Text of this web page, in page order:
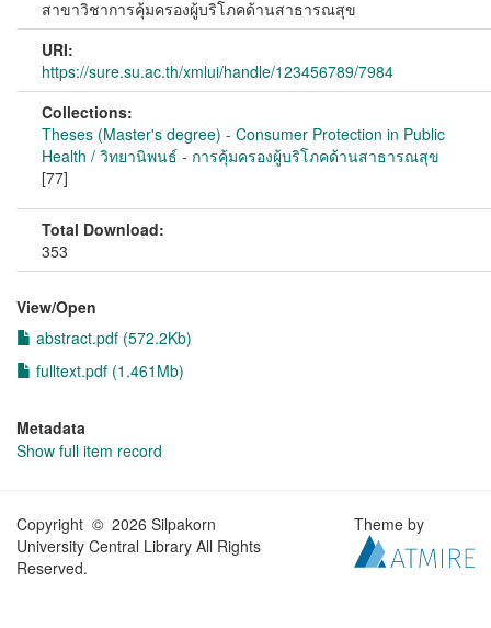
สาขาวิชาการคุ้มครองผู้บริโภคด้านสาธารณสุข
URI:
https://sure.su.ac.th/xmlui/handle/123456789/7984
Collections:
Theses (Master's degree) - Consumer Protection in Public
Health / วิทยานิพนธ์ - การคุ้มครองผู้บริโภคด้านสาธารณสุข
[77]
Total Download:
353
View/Open
abstract.pdf (572.2Kb)
fulltext.pdf (1.461Mb)
Metadata
Show full item record
Copyright © 2026 Silpakorn
University Central Library All Rights
Reserved.
Theme by